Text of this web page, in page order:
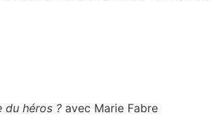
du héros ? avec Marie Fabre